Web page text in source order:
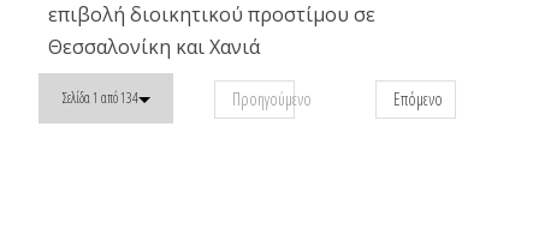
επιβολή διοικητικού προστίμου σε
Θεσσαλονίκη και Χανιά
Σελίδα 1 από 134 Προηγούμενο Επόμενο